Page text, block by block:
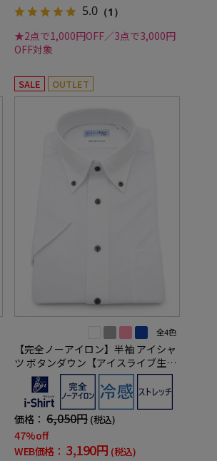
5.0 （1）
★2点で1,000円OFF／3点で3,000円
OFF対象
SALE OUTLET
全4色
【完全ノーアイロン】半袖 アイシャ
ツ ボタンダウン【アイスライブ生地
使用】吸湿冷感 シャドーストライプ
i-shirt ワイシャツ 春夏
価格： 6,050円 (税込)
47%off
WEB価格： 3,190円 (税込)